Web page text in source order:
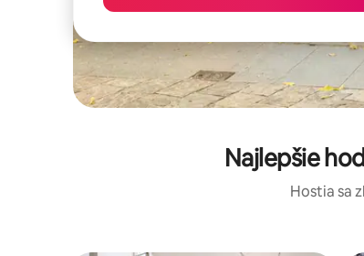
Najlepšie
Hostia sa